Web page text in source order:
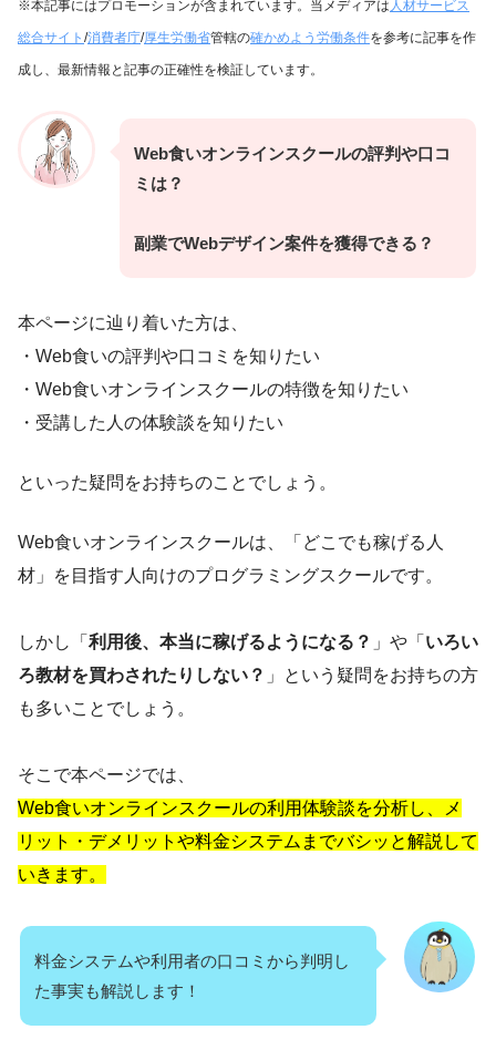
※本記事にはプロモーションが含まれています。当メディアは 人材サービス
総合サイト /消費者庁/厚生労働省管轄の確かめよう労働条件を参考に記事を作
成し、最新情報と記事の正確性を検証しています。
Web食いオンラインスクールの評判や口コ
ミは？
副業でWebデザイン案件を獲得できる？
本ページに辿り着いた方は、
・Web食いの評判や口コミを知りたい
・Web食いオンラインスクールの特徴を知りたい
・受講した人の体験談を知りたい
といった疑問をお持ちのことでしょう。
Web食いオンラインスクールは、「どこでも稼げる人
材」を目指す人向けのプログラミングスクールです。
しかし「 利用後、本当に稼げるようになる？ 」や「 いろい
ろ教材を買わされたりしない？ 」という疑問をお持ちの方
も多いことでしょう。
そこで本ページでは、
Web食いオンラインスクールの利用体験談を分析し、メ
リット・デメリットや料金システムまでバシッと解説して
いきます。
料金システムや利用者の口コミから判明し
た事実も解説します！